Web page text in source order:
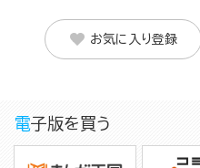
お気に入り登録
電子版を買う